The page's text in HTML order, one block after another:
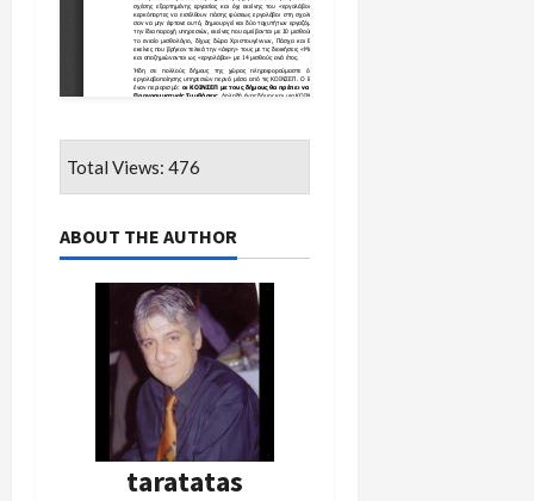
Total Views: 476
ABOUT THE AUTHOR
taratatas